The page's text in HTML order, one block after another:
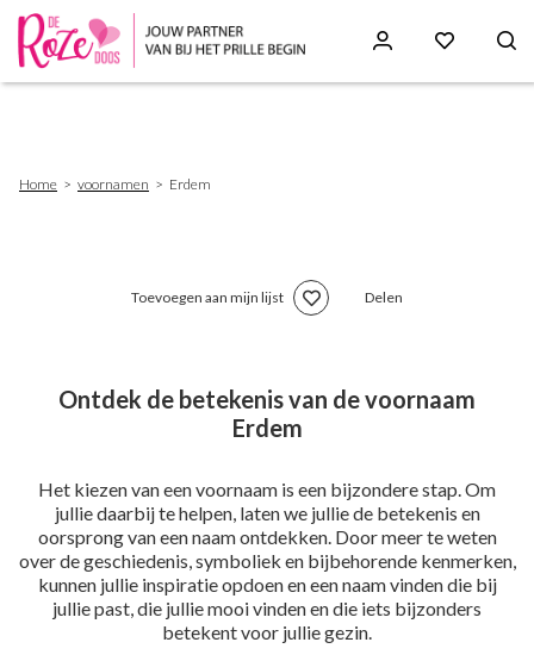
Home voornamen Erdem
Toevoegen aan mijn lijst Delen
Ontdek de betekenis van de voornaam
Erdem
Het kiezen van een voornaam is een bijzondere stap. Om
jullie daarbij te helpen, laten we jullie de betekenis en
oorsprong van een naam ontdekken. Door meer te weten
over de geschiedenis, symboliek en bijbehorende kenmerken,
kunnen jullie inspiratie opdoen en een naam vinden die bij
jullie past, die jullie mooi vinden en die iets bijzonders
betekent voor jullie gezin.